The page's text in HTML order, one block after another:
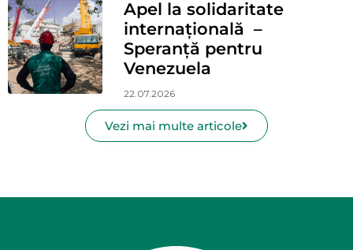
Apel la solidaritate
internațională –
Speranță pentru
Venezuela
22.07.2026
Vezi mai multe articole